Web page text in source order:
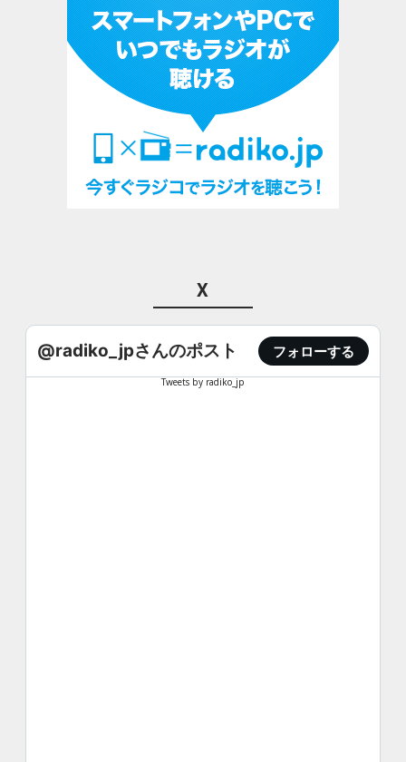
X
@radiko_jpさんのポスト フォローする
Tweets by radiko_jp